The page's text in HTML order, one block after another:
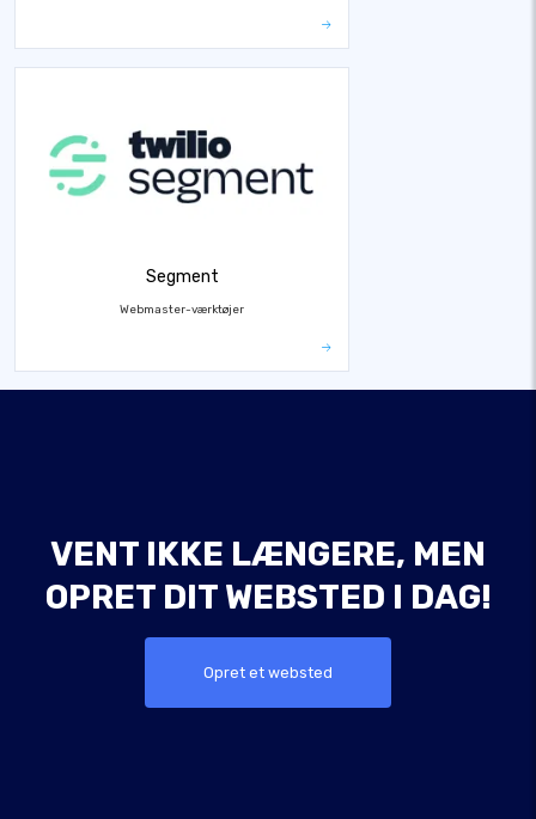
Segment
Webmaster-værktøjer
VENT IKKE LÆNGERE, MEN
OPRET DIT WEBSTED I DAG!
Opret et websted